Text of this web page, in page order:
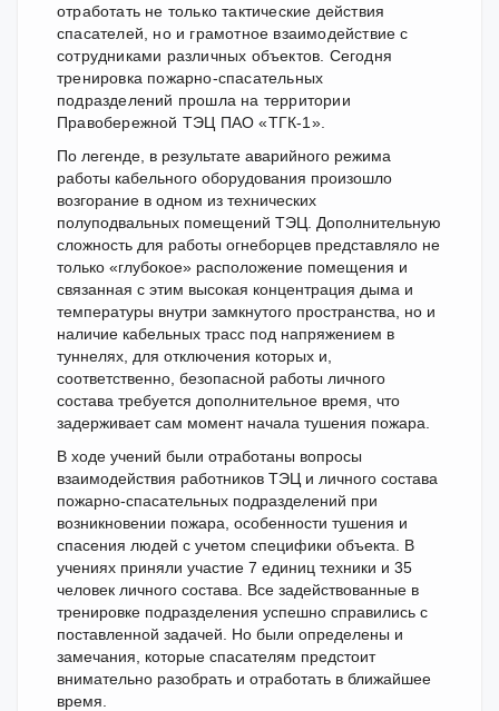
отработать не только тактические действия
спасателей, но и грамотное взаимодействие с
сотрудниками различных объектов. Сегодня
тренировка пожарно-спасательных
подразделений прошла на территории
Правобережной ТЭЦ ПАО «ТГК-1».
По легенде, в результате аварийного режима
работы кабельного оборудования произошло
возгорание в одном из технических
полуподвальных помещений ТЭЦ. Дополнительную
сложность для работы огнеборцев представляло не
только «глубокое» расположение помещения и
связанная с этим высокая концентрация дыма и
температуры внутри замкнутого пространства, но и
наличие кабельных трасс под напряжением в
туннелях, для отключения которых и,
соответственно, безопасной работы личного
состава требуется дополнительное время, что
задерживает сам момент начала тушения пожара.
В ходе учений были отработаны вопросы
взаимодействия работников ТЭЦ и личного состава
пожарно-спасательных подразделений при
возникновении пожара, особенности тушения и
спасения людей с учетом специфики объекта. В
учениях приняли участие 7 единиц техники и 35
человек личного состава. Все задействованные в
тренировке подразделения успешно справились с
поставленной задачей. Но были определены и
замечания, которые спасателям предстоит
внимательно разобрать и отработать в ближайшее
время.